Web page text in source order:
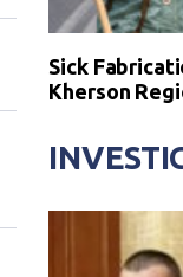
Sick
Kherson